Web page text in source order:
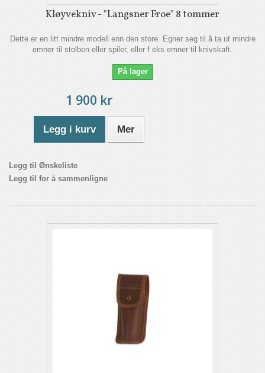
Kløyvekniv - "Langsner Froe" 8 tommer
Dette er en litt mindre modell enn den store. Egner seg til å ta ut mindre
emner til stolben eller spiler, eller f eks emner til knivskaft.
På lager
1 900 kr
Legg i kurv Mer
Legg til Ønskeliste
Legg til for å sammenligne